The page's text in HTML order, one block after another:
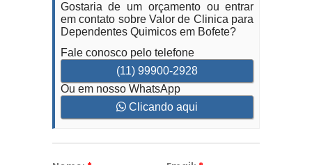
Gostaria de um orçamento ou entrar
em contato sobre Valor de Clinica para
Dependentes Quimicos em Bofete?
Fale conosco pelo telefone
(11) 99900-2928
Ou em nosso WhatsApp
Clicando aqui